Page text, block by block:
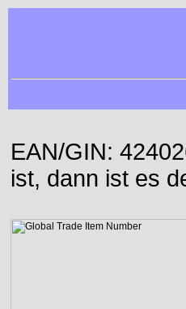
EAN/GIN:
ist, dann ist es